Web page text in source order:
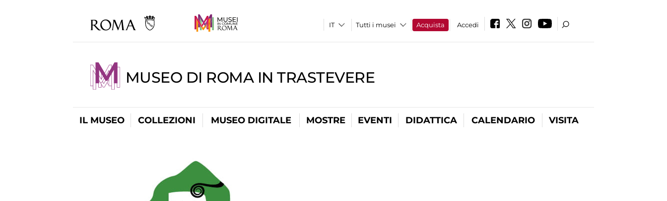
Tutti i musei Acquista Accedi
MUSEO DI ROMA IN TRASTEVERE
IL MUSEO COLLEZIONI MUSEO DIGITALE MOSTRE EVENTI DIDATTICA CALENDARIO VISITA